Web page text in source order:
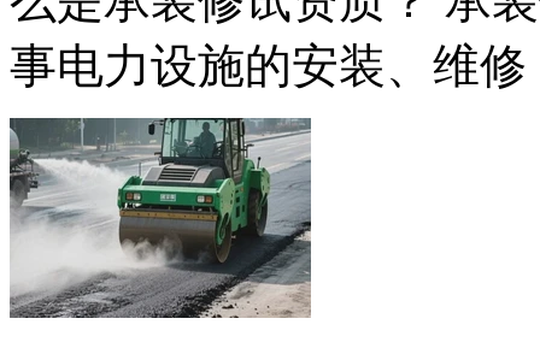
事电力设施的安装、维修